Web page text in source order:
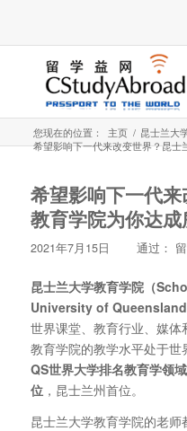
您现在的位置： 主页 / 昆士兰大
希望影响下一代来改变世界？昆士
希望影响下一代
教育学院为你达成
2021年7月15日 通过：
昆士兰大学教育学院（
University of Queensland
世界课堂、教育行业、媒
教育学院的教学水平处于世
QS世界大学排名教育学领
位，昆士兰州首位。
昆士兰大学教育学院的老师